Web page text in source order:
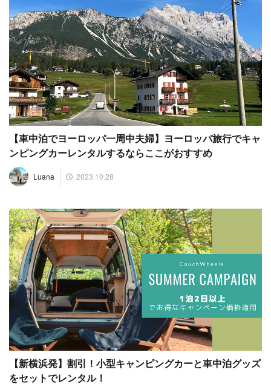
【車中泊でヨーロッパ一周中夫婦】ヨーロッパ旅行でキャ
ンピングカーレンタルするならここがおすすめ
Luana 2023.10.28
【新横浜発】割引！小型キャンピングカーと車中泊グッズ
をセットでレンタル！